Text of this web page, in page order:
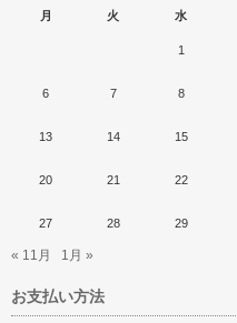
月 火 水
1
6 7 8
13 14 15
20 21 22
27 28 29
« 11月 1月 »
お支払い方法